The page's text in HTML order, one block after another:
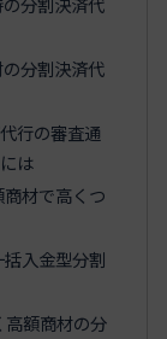
分割決済代
行の審査通
は
商材で高くつ
入金型分割
額商材の分